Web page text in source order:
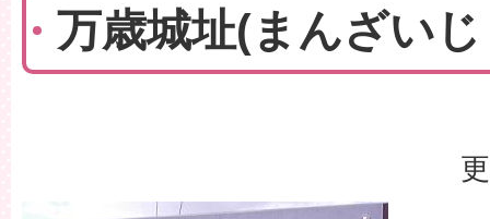
万歳城址(まんざい